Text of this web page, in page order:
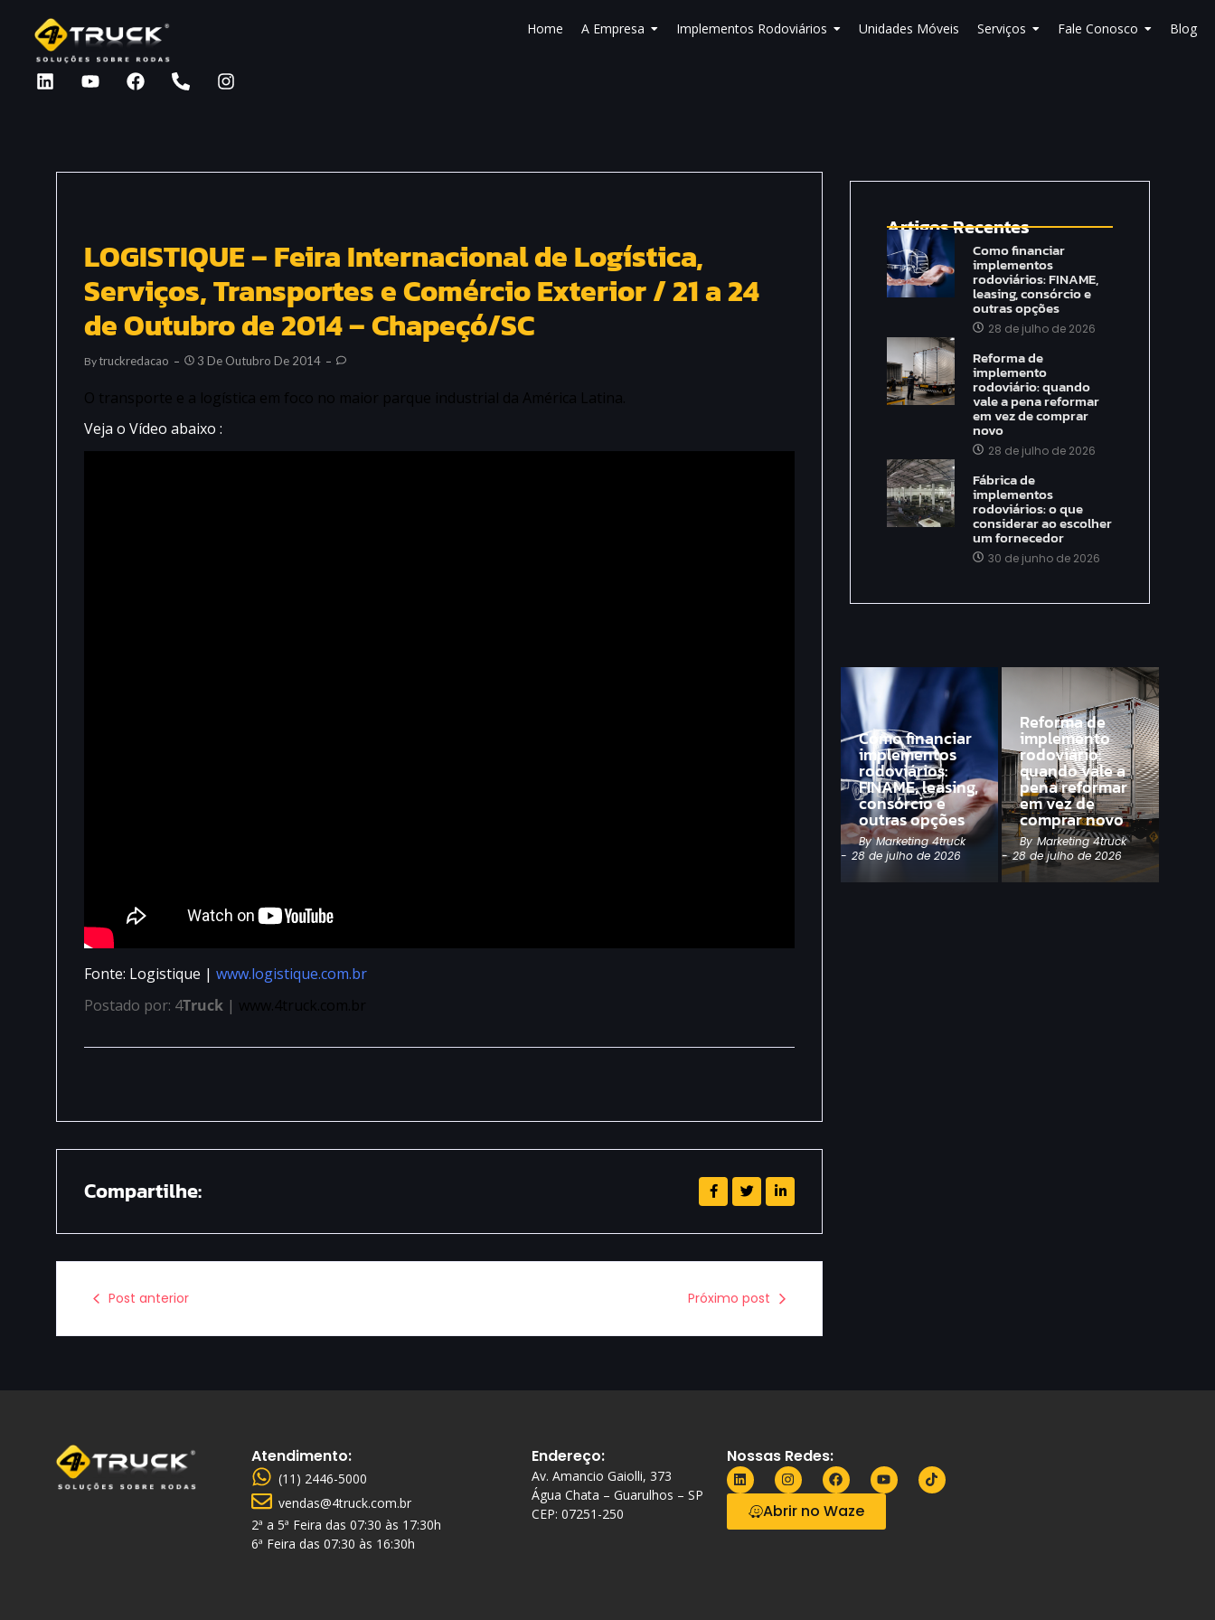
Home A Empresa Implementos Rodoviários Unidades Móveis Serviços Fale Conosco Blog
LOGISTIQUE – Feira Internacional de Logística,
Serviços, Transportes e Comércio Exterior / 21 a 24
de Outubro de 2014 – Chapeçó/SC
ByTruckredacao 3 De Outubro De 2014
O transporte e a logística em foco no maior parque industrial da América Latina.
Veja o Vídeo abaixo :
Fonte: Logistique | www.logistique.com.br
Postado por: 4Truck | www.4truck.com.br
Compartilhe:
Post anterior Próximo post
Artigos Recentes
Como financiar
implementos
rodoviários: FINAME,
leasing, consórcio e
outras opções
28 de julho de 2026
Reforma de
implemento
rodoviário: quando
vale a pena reformar
em vez de comprar
novo
28 de julho de 2026
Fábrica de
implementos
rodoviários: o que
considerar ao escolher
um fornecedor
30 de junho de 2026
Como financiar
implementos
rodoviários:
FINAME, leasing,
consórcio e
outras opções
By Marketing 4truck
- 28 de julho de 2026
Reforma de
implemento
rodoviário:
quando vale a
pena reformar
em vez de
comprar novo
By Marketing 4truck
- 28 de julho de 2026
Atendimento:
(11) 2446-5000
vendas@4truck.com.br
2ª a 5ª Feira das 07:30 às 17:30h
6ª Feira das 07:30 às 16:30h
Endereço:
Av. Amancio Gaiolli, 373
Água Chata – Guarulhos – SP
CEP: 07251-250
Nossas Redes:
Abrir no Waze